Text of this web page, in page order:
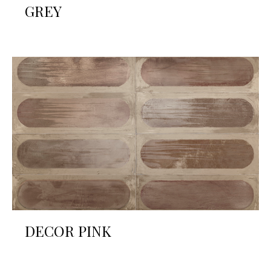
GREY
DECOR PINK